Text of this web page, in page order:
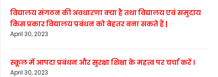
विद्यालय संगठन की अवधारणा क्या है तथा विद्यालय एवं समुदाय
किस प्रकार विद्यालय प्रबंधन को बेहतर बना सकते हैं |
April 30, 2023
स्कूल में आपदा प्रबंधन और सुरक्षा शिक्षा के महत्व पर चर्चा करें ।
April 30, 2023